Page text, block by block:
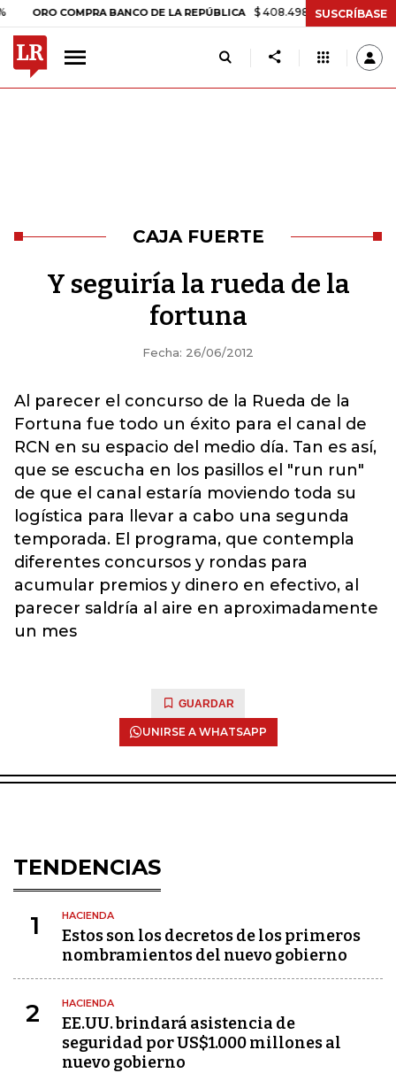
COMPRA BANCO DE LA REPÚBLICA $ 408.498,97 +$ 8.753,81
SUSCRÍBASE
CAJA FUERTE
Y seguiría la rueda de la
fortuna
Fecha: 26/06/2012
Al parecer el concurso de la Rueda de la
Fortuna fue todo un éxito para el canal de
RCN en su espacio del medio día. Tan es así,
que se escucha en los pasillos el "run run"
de que el canal estaría moviendo toda su
logística para llevar a cabo una segunda
temporada. El programa, que contempla
diferentes concursos y rondas para
acumular premios y dinero en efectivo, al
parecer saldría al aire en aproximadamente
un mes
GUARDAR
UNIRSE A WHATSAPP
TENDENCIAS
1 HACIENDA
Estos son los decretos de los primeros
nombramientos del nuevo gobierno
2 HACIENDA
EE.UU. brindará asistencia de
seguridad por US$1.000 millones al
nuevo gobierno